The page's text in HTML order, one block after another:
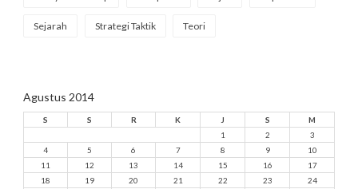
Sejarah Strategi Taktik Teori
Agustus 2014
S S R K J S
M
1
2
3
4
5 6 7 8 9
10
11
12 13 14 15 16
17
18
19 20 21 22 23
24